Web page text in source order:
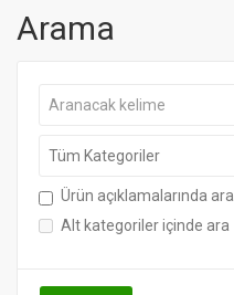
Arama
Ürün açıklamalarında ara
Alt kategoriler içinde ara